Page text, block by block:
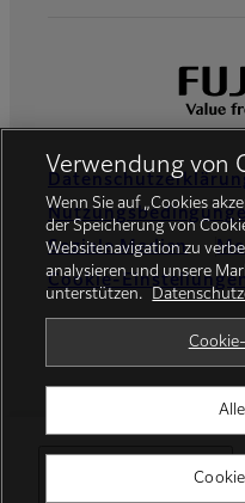
Select Your Location
Soziale Medien
Cookie-
© FUJIFILM Europe
Verwendung von
Wenn Sie auf „Cookies
der Speicherung von
Websitenavigation zu
analysieren und unsere
unterstützen.